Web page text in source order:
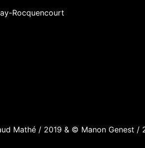
Rocquencourt
Mathé / 2019 & © Manon Genest /